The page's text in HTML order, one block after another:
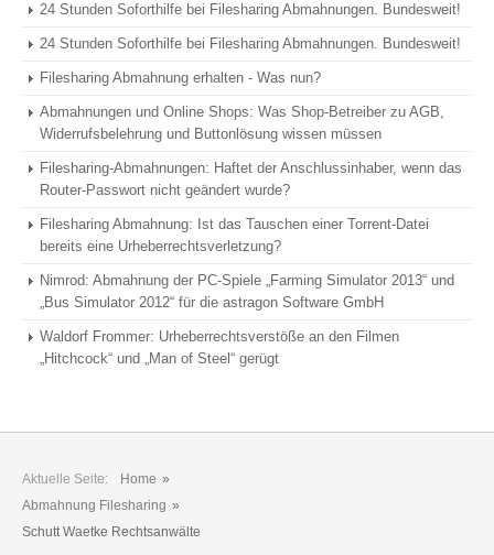
24 Stunden Soforthilfe bei Filesharing Abmahnungen. Bundesweit!
24 Stunden Soforthilfe bei Filesharing Abmahnungen. Bundesweit!
Filesharing Abmahnung erhalten - Was nun?
Abmahnungen und Online Shops: Was Shop-Betreiber zu AGB,
Widerrufsbelehrung und Buttonlösung wissen müssen
Filesharing-Abmahnungen: Haftet der Anschlussinhaber, wenn das
Router-Passwort nicht geändert wurde?
Filesharing Abmahnung: Ist das Tauschen einer Torrent-Datei
bereits eine Urheberrechtsverletzung?
Nimrod: Abmahnung der PC-Spiele „Farming Simulator 2013“ und
„Bus Simulator 2012“ für die astragon Software GmbH
Waldorf Frommer: Urheberrechtsverstöße an den Filmen
„Hitchcock“ und „Man of Steel“ gerügt
Aktuelle Seite: Home »
Abmahnung Filesharing »
Schutt Waetke Rechtsanwälte